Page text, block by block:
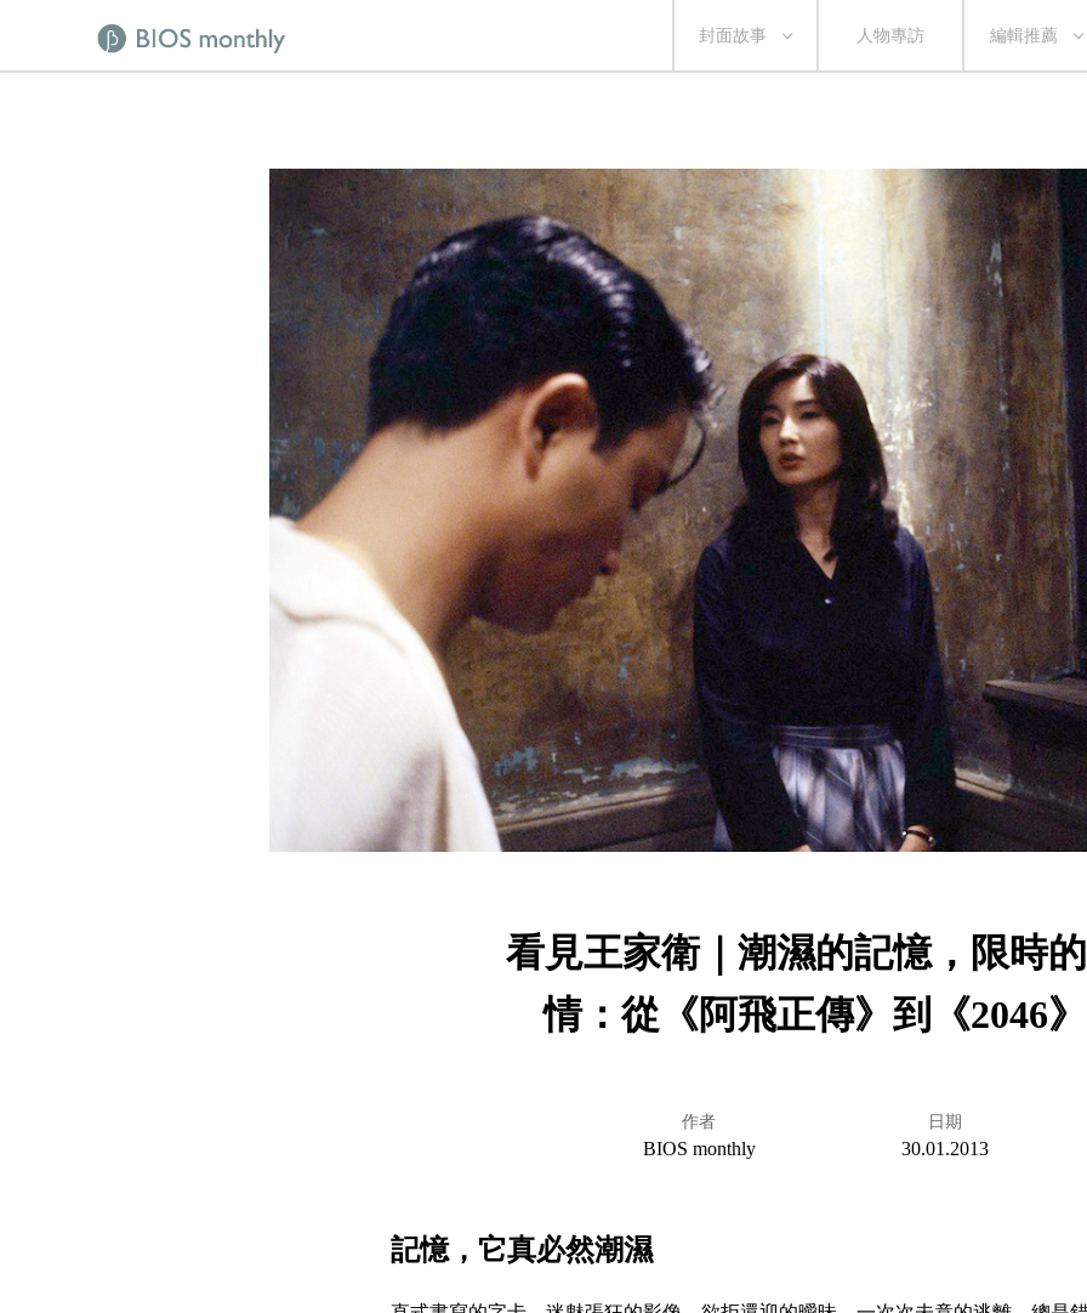
封面故事 人物專訪 編輯推薦
看見王家衛｜潮濕的記憶，限時
情：從《阿飛正傳》到《2046》
作者
BIOS monthly
日期
30.01.2013
記憶，它真必然潮濕